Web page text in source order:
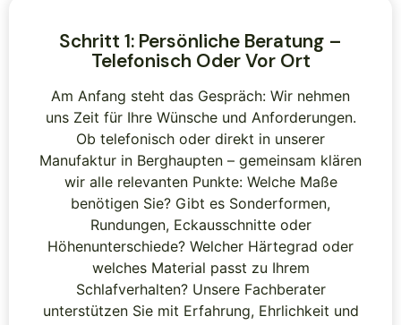
Schritt 1: Persönliche Beratung –
Telefonisch Oder Vor Ort
Am Anfang steht das Gespräch: Wir nehmen
uns Zeit für Ihre Wünsche und Anforderungen.
Ob telefonisch oder direkt in unserer
Manufaktur in Berghaupten – gemeinsam klären
wir alle relevanten Punkte: Welche Maße
benötigen Sie? Gibt es Sonderformen,
Rundungen, Eckausschnitte oder
Höhenunterschiede? Welcher Härtegrad oder
welches Material passt zu Ihrem
Schlafverhalten? Unsere Fachberater
unterstützen Sie mit Erfahrung, Ehrlichkeit und